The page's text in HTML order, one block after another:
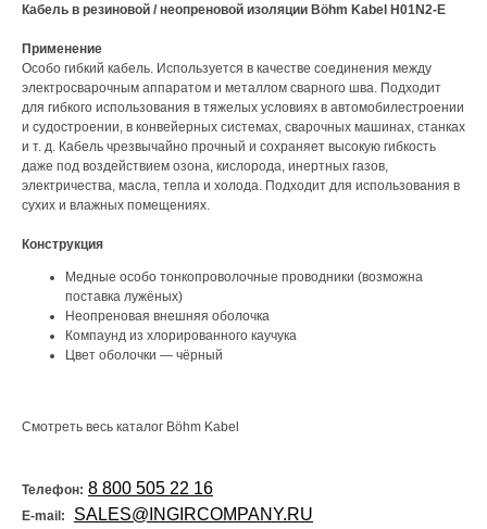
Кабель в резиновой / неопреновой изоляции Böhm Kabel H01N2-E
Применение
Особо гибкий кабель. Используется в качестве соединения между
электросварочным аппаратом и металлом сварного шва. Подходит
для гибкого использования в тяжелых условиях в автомобилестроении
и судостроении, в конвейерных системах, сварочных машинах, станках
и т. д. Кабель чрезвычайно прочный и сохраняет высокую гибкость
даже под воздействием озона, кислорода, инертных газов,
электричества, масла, тепла и холода. Подходит для использования в
сухих и влажных помещениях.
Конструкция
Медные особо тонкопроволочные проводники (возможна
поставка лужёных)
Неопреновая внешняя оболочка
Компаунд из хлорированного каучука
Цвет оболочки — чёрный
Смотреть весь каталог Böhm Kabel
Телефон: 8 800 505 22 16
E-mail: SALES@INGIRCOMPANY.RU